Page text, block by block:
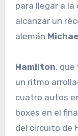
para llegar a
alcanzar un
alemán
Hamilton,
un ritmo
cuatro autos
boxes en el
del circuito de